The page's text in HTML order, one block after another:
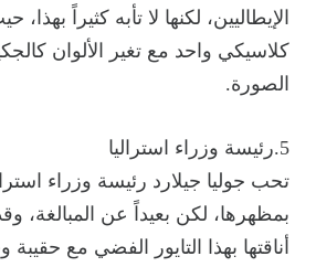
الإيطاليين، لكنها لا تأبه كثيراً
كلاسيكي واحد مع تغير الألوان
الصورة.
5.رئيسة وزراء استراليا
تحب جوليا جيلارد رئيسة وزراء
بمظهرها، لكن بعيداً عن المبالغة،
أناقتها بهذا التايور الفضي مع